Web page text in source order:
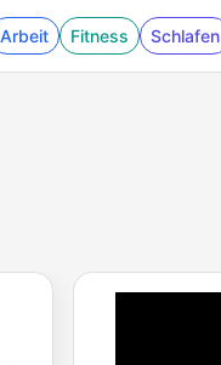
Arbeit Fitness Schlafen